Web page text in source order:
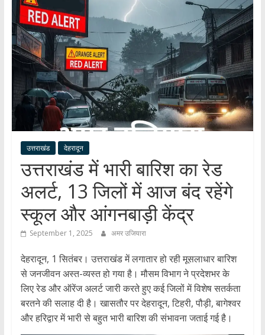
हर
खबर
।
सच्ची
खबर
।
सबकी
खबर
उत्तराखंड देहरादून
उत्तराखंड में भारी बारिश का रेड
अलर्ट, 13 जिलों में आज बंद रहेंगे
स्कूल और आंगनबाड़ी केंद्र
September 1, 2025 अमर उजियारा
देहरादून, 1 सितंबर। उत्तराखंड में लगातार हो रही मूसलाधार बारिश
से जनजीवन अस्त-व्यस्त हो गया है। मौसम विभाग ने प्रदेशभर के
लिए रेड और ऑरेंज अलर्ट जारी करते हुए कई जिलों में विशेष सतर्कता
बरतने की सलाह दी है। खासतौर पर देहरादून, टिहरी, पौड़ी, बागेश्वर
और हरिद्वार में भारी से बहुत भारी बारिश की संभावना जताई गई है।